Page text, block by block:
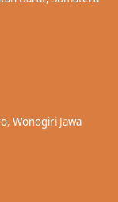
Wonogiri Jawa